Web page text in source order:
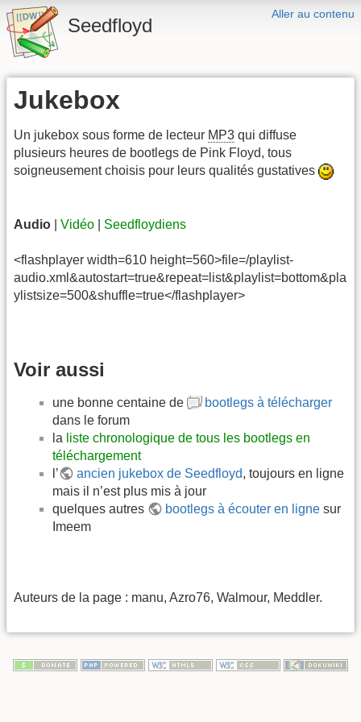
Aller au contenu
Seedfloyd
Jukebox
Un jukebox sous forme de lecteur MP3 qui diffuse
plusieurs heures de bootlegs de Pink Floyd, tous
soigneusement choisis pour leurs qualités gustatives
Audio Vidéo Seedfloydiens
<flashplayer width=610 height=560>file=/playlist-
audio.xml&autostart=true&repeat=list&playlist=bottom&pla
ylistsize=500&shuffle=true</flashplayer>
Voir aussi
une bonne centaine de
bootlegs à télécharger
dans le forum
la liste chronologique de tous les bootlegs en
téléchargement
l’
ancien jukebox de Seedfloyd, toujours en ligne
mais il n’est plus mis à jour
quelques autres
bootlegs à écouter en ligne sur
Imeem
Auteurs de la page : manu, Azro76, Walmour, Meddler.